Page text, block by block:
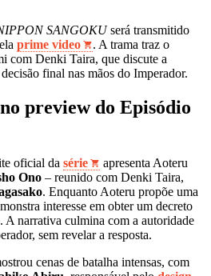
SANGOKUserá transmitido
prime video
. A trama traz o
com Denki Taira, que discute a
final nas mãos do Imperador.
preview do Episódio
oficial da série
apresenta Aoteru
Ono – reunido com Denki Taira,
. Enquanto Aoteru propõe uma
interesse em obter um decreto
A narrativa culmina com a autoridade
sem revelar a resposta.
cenas de batalha intensas, com